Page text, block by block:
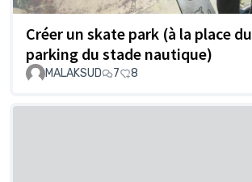
Créer un skate park (à la place du
parking du stade nautique)
MALAKSUD 7 8